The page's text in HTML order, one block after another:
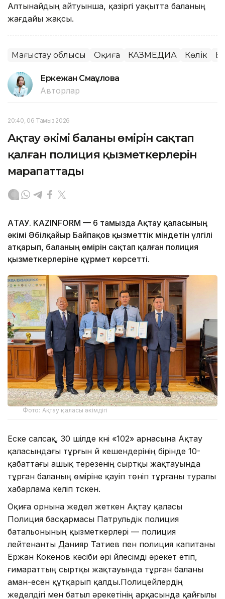
Алтынайдың айтуынша, қазіргі уақытта баланың
жағдайы жақсы.
Маңғыстау облысы Оқиға КАЗМЕДИА Көлік
Еркежан Смағұлова
Авторлар
20:40, 06 Тамыз 2026
Ақтау әкімі баланың өмірін сақтап
қалған полиция қызметкерлерін
марапаттады
АҚТАУ. KAZINFORM — 6 тамызда Ақтау қаласының
әкімі Әбілқайыр Байпақов қызметтік міндетін үлгілі
атқарып, баланың өмірін сақтап қалған полиция
қызметкерлеріне құрмет көрсетті.
Фото: Ақтау қаласы әкімдігі
Еске салсақ, 30 шілде күні «102» арнасына Ақтау
қаласындағы тұрғын үй кешендерінің бірінде 10-
қабаттағы ашық терезенің сыртқы жақтауында
тұрған баланың өміріне қауіп төніп тұрғаны туралы
хабарлама келіп түскен.
Оқиға орнына жедел жеткен Ақтау қаласы
Полиция басқармасы Патрульдік полиция
батальонының қызметкерлері — полиция
лейтенанты Данияр Татиев пен полиция капитаны
Ержан Кокенов кәсіби әрі үйлесімді әрекет етіп,
ғимараттың сыртқы жақтауында тұрған баланы
аман-есен құтқарып қалды.Полицейлердің
жеделдігі мен батыл әрекетінің арқасында қайғылы